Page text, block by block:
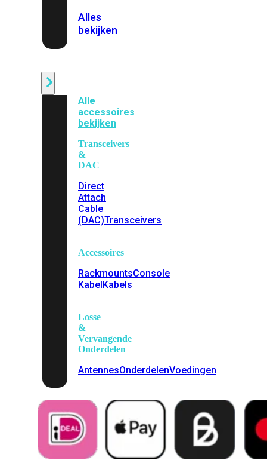
Alles
bekijken
Alle
accessoires
bekijken
Transceivers
&
DAC
Direct
Attach
Cable
(DAC)Transceivers
Accessoires
RackmountsConsole
KabelKabels
Losse
&
Vervangende
Onderdelen
AntennesOnderdelenVoedingen